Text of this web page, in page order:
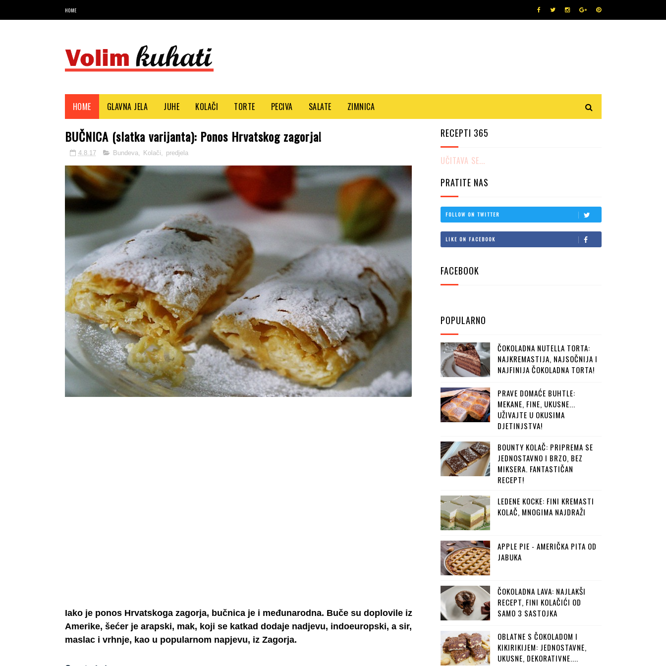
HOME
HOME GLAVNA JELA JUHE KOLAČI TORTE PECIVA SALATE ZIMNICA
BUČNICA (slatka varijanta): Ponos Hrvatskog zagorja!
4.8.17 Bundeva, Kolači, predjela
Iako je ponos Hrvatskoga zagorja, bučnica je i međunarodna. Buče su doplovile iz
Amerike, šećer je arapski, mak, koji se katkad dodaje nadjevu, indoeuropski, a sir,
maslac i vrhnje, kao u popularnom napjevu, iz Zagorja.
RECEPTI 365
UČITAVA SE...
PRATITE NAS
FOLLOW ON TWITTER
LIKE ON FACEBOOK
FACEBOOK
POPULARNO
ČOKOLADNA NUTELLA TORTA:
NAJKREMASTIJA, NAJSOČNIJA I
NAJFINIJA ČOKOLADNA TORTA!
PRAVE DOMAĆE BUHTLE:
MEKANE, FINE, UKUSNE...
UŽIVAJTE U OKUSIMA
DJETINJSTVA!
BOUNTY KOLAČ: PRIPREMA SE
JEDNOSTAVNO I BRZO, BEZ
MIKSERA. FANTASTIČAN
RECEPT!
LEDENE KOCKE: FINI KREMASTI
KOLAČ, MNOGIMA NAJDRAŽI
APPLE PIE - AMERIČKA PITA OD
JABUKA
ČOKOLADNA LAVA: NAJLAKŠI
RECEPT, FINI KOLAČIĆI OD
SAMO 3 SASTOJKA
OBLATNE S ČOKOLADOM I
KIKIRIKIJEM: JEDNOSTAVNE,
UKUSNE, DEKORATIVNE....